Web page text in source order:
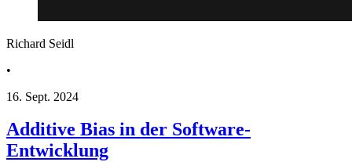
Richard Seidl
•
16. Sept. 2024
Additive Bias in der Software-
Entwicklung